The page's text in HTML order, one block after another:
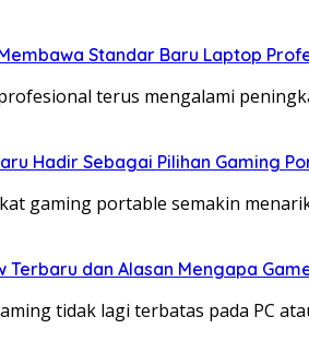
Standar Baru Laptop
terus mengalami
Hadir Sebagai Pilihan Gaming
gaming portable semakin
Terbaru dan Alasan Mengapa
tidak lagi terbatas pada PC